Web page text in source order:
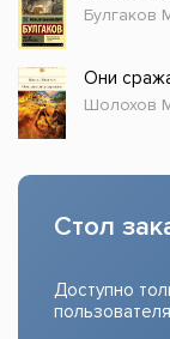
Булгаков
Они
Шолохов
Стол
Доступно